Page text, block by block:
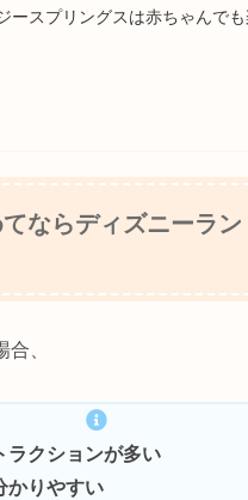
ースプリングスは赤ちゃんで
ならディズニーラン
、
ラクションが多い
かりやすい